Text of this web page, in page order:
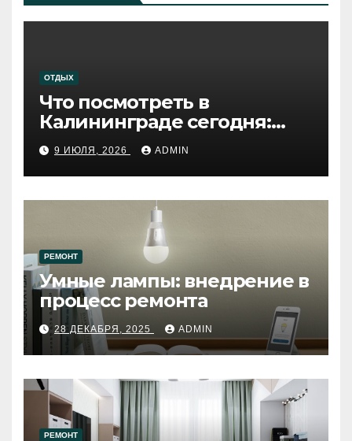
ОТДЫХ
Что посмотреть в
Калининграде сегодня:
путеводитель по самому
западному городу России
9 ИЮЛЯ, 2026 ADMIN
РЕМОНТ
Умные лампы: внедрение в
процесс ремонта
28 ДЕКАБРЯ, 2025 ADMIN
РЕМОНТ